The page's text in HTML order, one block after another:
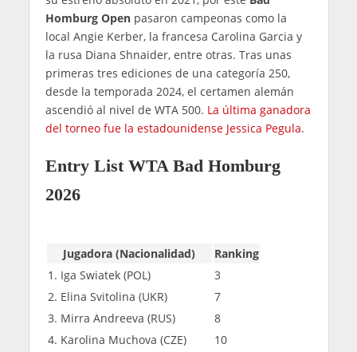
Homburg Openpasaron campeonas como la
local Angie Kerber, la francesa Carolina Garcia y
la rusa Diana Shnaider, entre otras. Tras unas
primeras tres ediciones de una categoría 250,
desde la temporada 2024, el certamen alemán
ascendió al nivel de WTA 500. La última ganadora
del torneo fue la estadounidense Jessica Pegula.
Entry List WTA Bad Homburg
2026
Jugadora (Nacionalidad)
Ranking
1. Iga Swiatek (POL)
3
2. Elina Svitolina (UKR)
7
3. Mirra Andreeva (RUS)
8
4. Karolina Muchova (CZE)
10